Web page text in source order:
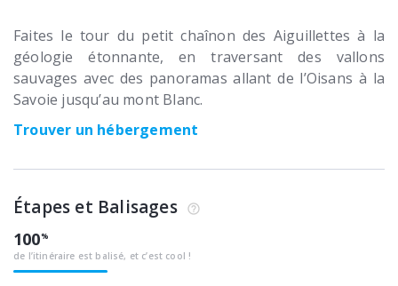
Faites le tour du petit chaînon des Aiguillettes à la
géologie étonnante, en traversant des vallons
sauvages avec des panoramas allant de l’Oisans à la
Savoie jusqu’au mont Blanc.
Trouver un hébergement
Étapes et Balisages
100
de l’itinéraire est balisé, et c’est cool !